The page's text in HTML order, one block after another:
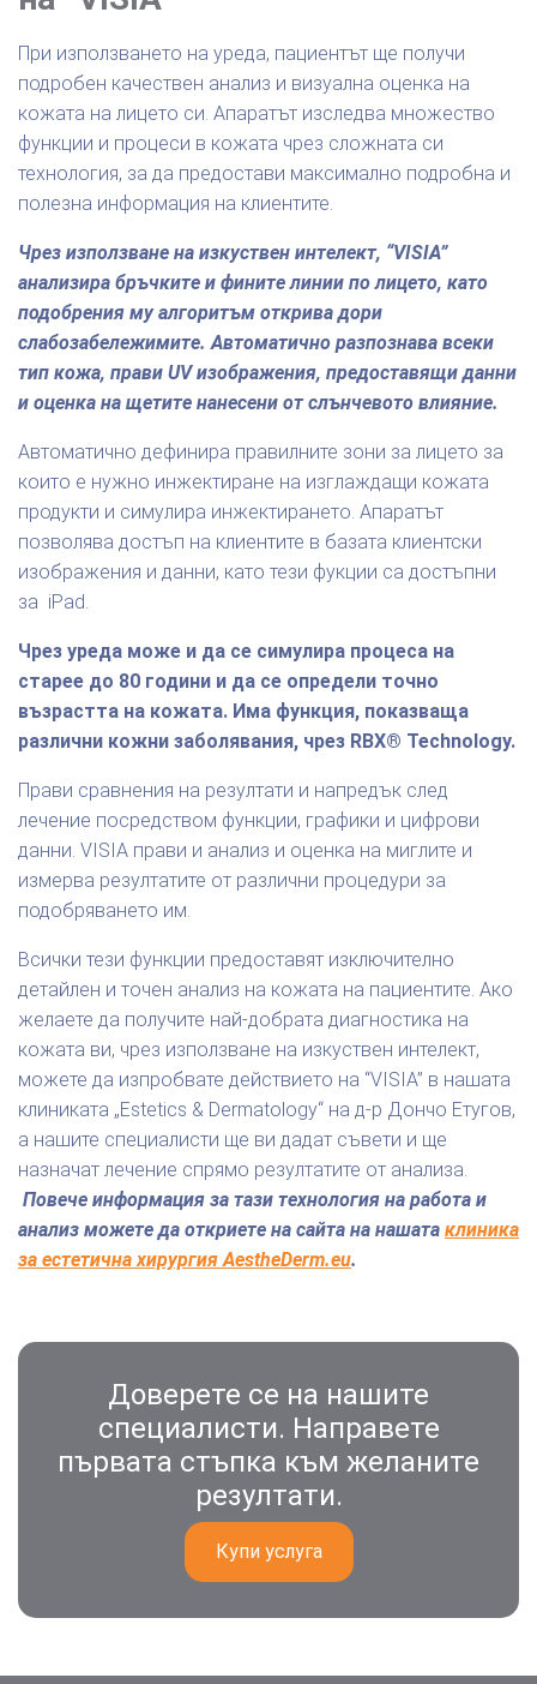
При използването на уреда, пациентът ще получи
подробен качествен анализ и визуална оценка на
кожата на лицето си. Апаратът изследва множество
функции и процеси в кожата чрез сложната си
технология, за да предостави максимално подробна и
полезна информация на клиентите.
Чрез използване на изкуствен интелект, “VISIA”
анализира бръчките и фините линии по лицето, като
подобрения му алгоритъм открива дори
слабозабележимите. Автоматично разпознава всеки
тип кожа, прави UV изображения, предоставящи данни
и оценка на щетите нанесени от слънчевото влияние.
Автоматично дефинира правилните зони за лицето за
които е нужно инжектиране на изглаждащи кожата
продукти и симулира инжектирането. Апаратът
позволява достъп на клиентите в базата клиентски
изображения и данни, като тези фукции са достъпни
за iPad.
Чрез уреда може и да се симулира процеса на
старее до 80 години и да се определи точно
възрастта на кожата. Има функция, показваща
различни кожни заболявания, чрез RBX® Technology.
Прави сравнения на резултати и напредък след
лечение посредством функции, графики и цифрови
данни. VISIA прави и анализ и оценка на миглите и
измерва резултатите от различни процедури за
подобряването им.
Всички тези функции предоставят изключително
детайлен и точен анализ на кожата на пациентите. Ако
желаете да получите най-добрата диагностика на
кожата ви, чрез използване на изкуствен интелект,
можете да изпробвате действието на “VISIA” в нашата
клиниката „Estetics & Dermatology“ на д-р Дончо Етугов,
а нашите специалисти ще ви дадат съвети и ще
назначат лечение спрямо резултатите от анализа.
Повече информация за тази технология на работа и
анализ можете да откриете на сайта на нашата клиника
за естетична хирургияAestheDerm.eu.
Доверете се на нашите
специалисти. Направете
първата стъпка към желаните
резултати.
Купи услуга